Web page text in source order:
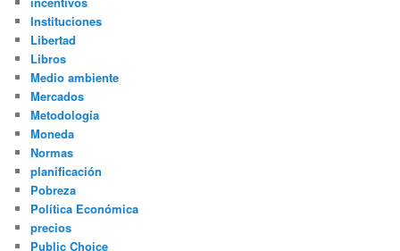
Instituciones
Libertad
Libros
Medio ambiente
Mercados
Metodología
Moneda
Normas
planificación
Pobreza
Política Económica
precios
Public Choice